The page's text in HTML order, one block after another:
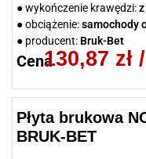
● wykończenie krawędzi:
● obciążenie:samochody
● producent: Bruk-Bet
Cena130,87 zł
Płyta brukowa
BRUK-BET